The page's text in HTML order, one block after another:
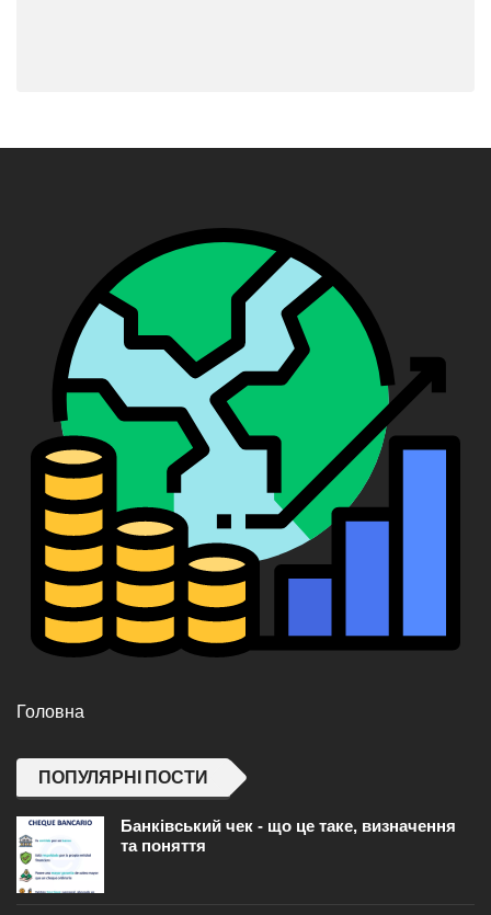
Головна
ПОПУЛЯРНІ ПОСТИ
Банківський чек - що це таке, визначення
та поняття